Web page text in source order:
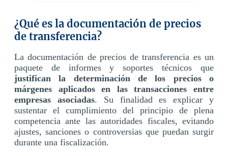
¿Qué es la documentación de precios
de transferencia?
La documentación de precios de transferencia es un
paquete de informes y soportes técnicos que
justifican la determinación de los precios o
márgenes aplicados en las transacciones entre
empresas asociadas. Su finalidad es explicar y
sustentar el cumplimiento del principio de plena
competencia ante las autoridades fiscales, evitando
ajustes, sanciones o controversias que puedan surgir
durante una fiscalización.